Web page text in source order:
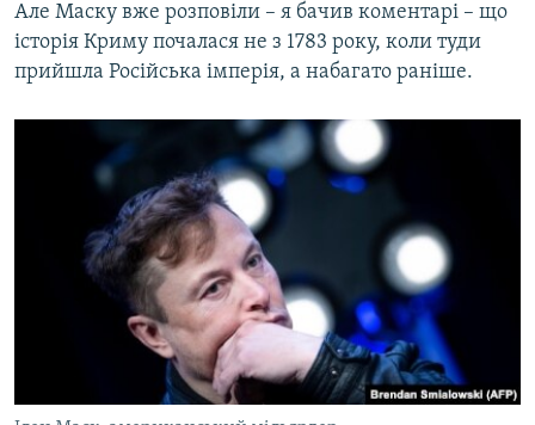
Але Маску вже розповіли – я бачив коментарі – що
історія Криму почалася не з 1783 року, коли туди
прийшла Російська імперія, а набагато раніше.